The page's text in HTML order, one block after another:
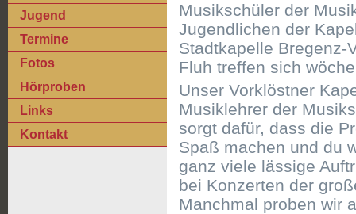
Jugend
Termine
Fotos
Hörproben
Links
Kontakt
Musikschüler der
Jugendlichen der
Stadtkapelle Bregenz-
Fluh treffen sich
Unser Vorklöstner
Musiklehrer der
sorgt dafür, dass die
Spaß machen und du
ganz viele lässige
bei Konzerten der
Manchmal proben wir